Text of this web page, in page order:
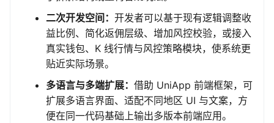
二次开发空间： 开发者可以基于现有逻辑调整收
益比例、简化返佣层级、增加风控校验，或接入
真实钱包、K 线行情与风控策略模块，使系统更
贴近实际场景。
多语言与多端扩展： 借助 UniApp 前端框架，可
扩展多语言界面、适配不同地区 UI 与文案，方
便在同一代码基础上输出多版本前端应用。